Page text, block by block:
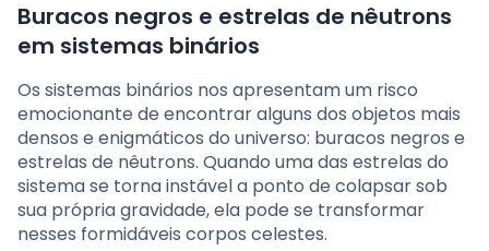
Buracos negros e estrelas de nêutrons
em sistemas binários
Os sistemas binários nos apresentam um risco
emocionante de encontrar alguns dos objetos mais
densos e enigmáticos do universo: buracos negros e
estrelas de nêutrons. Quando uma das estrelas do
sistema se torna instável a ponto de colapsar sob
sua própria gravidade, ela pode se transformar
nesses formidáveis corpos celestes.